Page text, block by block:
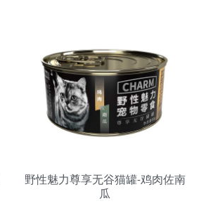
野性魅力尊享无谷猫罐-鸡肉佐南
瓜